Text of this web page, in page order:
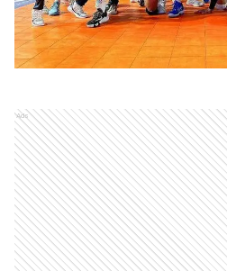
Ads